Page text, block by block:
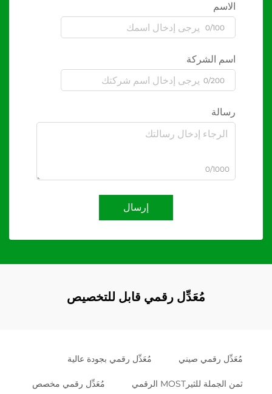
الاسم
0/100
اسم الشركة
0/200
رسالة
0/1000
إرسال
مُعَدِّل رقمي قابل للتخصيص
مُعَدِّل رقمي صيني مُعَدِّل رقمي بجودة عالية
ثمن الجملة للثيرMOST الرقمي مُعَدِّل رقمي مخصص